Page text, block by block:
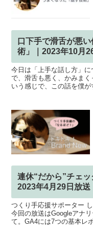
口下手で滑舌が悪
術」｜2023年10月
今日は「上手な話し方」
で、滑舌も悪く、かみま
いう感じで、この話を僕
連休“だから”チェッ
2023年4月29日放送
つくり手応援サポーター
今回の放送はGoogleアナ
て。GA4には7つの基本レ